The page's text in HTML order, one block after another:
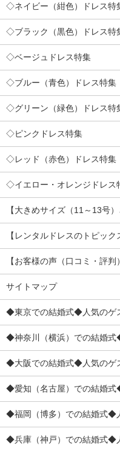
◇ネイビー（紺色）ドレス特
◇ブラック（黒色）ドレス特
◇ベージュドレス特集
◇ブルー（青色）ドレス特集
◇グリーン（緑色）ドレス特
◇ピンクドレス特集
◇レッド（赤色）ドレス特集
◇イエロー・オレンジドレス
【大きめサイズ（11～13号
【レンタルドレスのトピック
【お客様の声（口コミ・評判
サイトマップ
◆東京での結婚式◆人気のゲ
◆神奈川（横浜）での結婚式
◆大阪での結婚式◆人気のゲ
◆愛知（名古屋）での結婚式
◆福岡（博多）での結婚式◆
◆兵庫（神戸）での結婚式◆